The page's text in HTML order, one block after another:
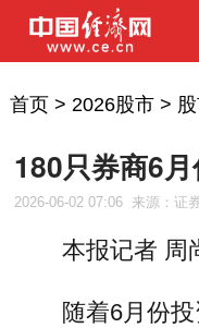
首页> 2026股市>
180只券商6
2026-06-02 07:06 来源：证
本报记者 周
随着6月份